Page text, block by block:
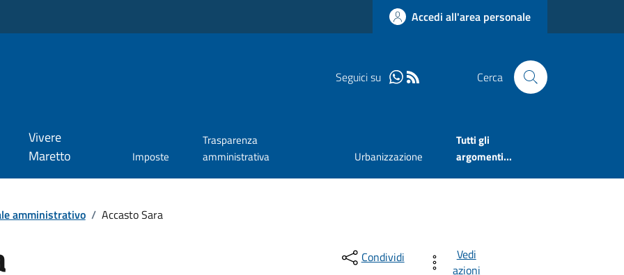
Accedi all'area personale
Seguici su Cerca
Vivere
Maretto
Imposte
Trasparenza
amministrativa
Urbanizzazione
Tutti gli
argomenti...
amministrativo / Accasto Sara
Condividi
Vedi
azioni